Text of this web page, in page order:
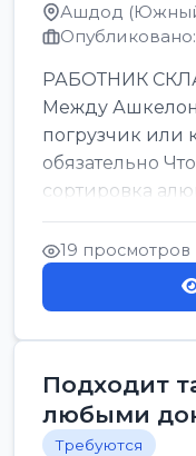
Ашдод (Южный
РАБОТНИК
Между
погрузчик или
обязательно
сортировка
График: 5 дн, с
19 просмотров
Подходит
любыми
Требуются